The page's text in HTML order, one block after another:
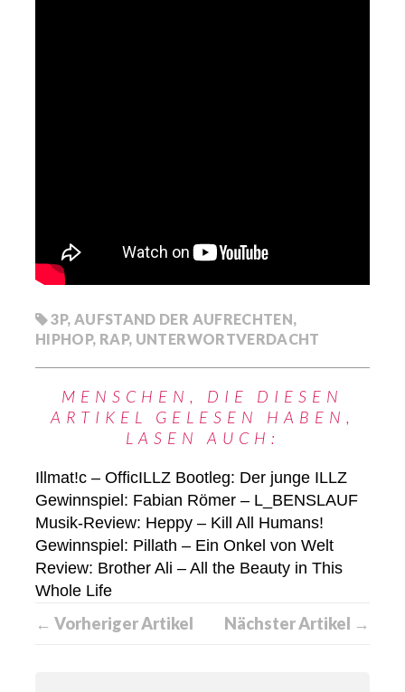
3P, AUFSTAND DER AUFRECHTEN,
HIPHOP, RAP, UNTERWORTVERDACHT
MENSCHEN, DIE DIESEN
ARTIKEL GELESEN HABEN,
LASEN AUCH:
Illmat!c – OfficILLZ Bootleg: Der junge ILLZ
Gewinnspiel: Fabian Römer – L_BENSLAUF
Musik-Review: Heppy – Kill All Humans!
Gewinnspiel: Pillath – Ein Onkel von Welt
Review: Brother Ali – All the Beauty in This
Whole Life
← Vorheriger Artikel Nächster Artikel →